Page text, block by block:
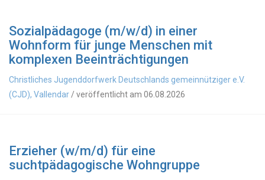
Sozialpädagoge (m/w/d) in einer
Wohnform für junge Menschen mit
komplexen Beeinträchtigungen
Christliches Jugenddorfwerk Deutschlands gemeinnütziger e.V.
(CJD), Vallendar / veröffentlicht am 06.08.2026
Erzieher (w/m/d) für eine
suchtpädagogische Wohngruppe